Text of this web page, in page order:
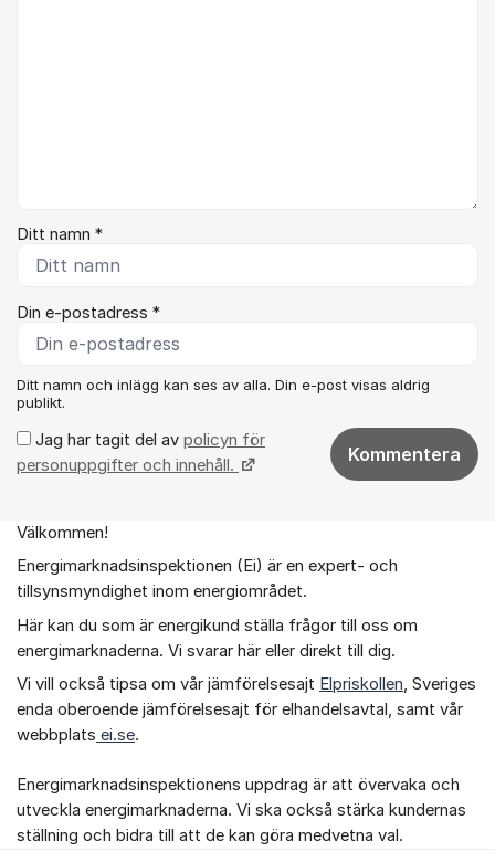
Ditt namn *
Din e-postadress *
Ditt namn och inlägg kan ses av alla. Din e-post visas aldrig
publikt.
Jag har tagit del av policyn för
personuppgifter och innehåll.
Kommentera
Om forumet
Välkommen!
Energimarknadsinspektionen (Ei) är en expert- och
tillsynsmyndighet inom energiområdet.
Här kan du som är energikund ställa frågor till oss om
energimarknaderna. Vi svarar här eller direkt till dig.
Vi vill också tipsa om vår jämförelsesajt Elpriskollen, Sveriges
enda oberoende jämförelsesajt för elhandelsavtal, samt vår
webbplats ei.se.
Energimarknadsinspektionens uppdrag är att övervaka och
utveckla energimarknaderna. Vi ska också stärka kundernas
ställning och bidra till att de kan göra medvetna val.